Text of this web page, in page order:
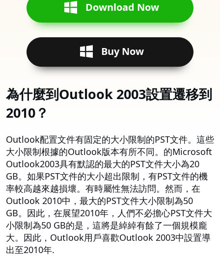
Download Now
Buy Now
為什麼到Outlook 2003設置遷移到
2010？
Outlook配置文件有固定的大小限制的PST文件。這些
大小限制根據的Outlook版本有所不同。的Microsoft
Outlook2003具有默認的最大的PST文件大小為20
GB。如果PST文件的大小超出限制，有PST文件的機
率較高越來越損壞。有時屬性無法訪問。然而，在
Outlook 2010中，最大的PST文件大小限制為50
GB。因此，在展望2010年，人們不必擔心PST文件大
小限制為50 GB的是，這將是綽綽有餘了一個規模龐
大。因此，Outlook用戶喜歡Outlook 2003中設置導
出至2010年.